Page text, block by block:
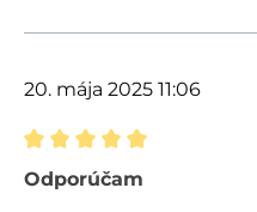
20. mája 2025 11:06
Recenzia s
Odporúčam